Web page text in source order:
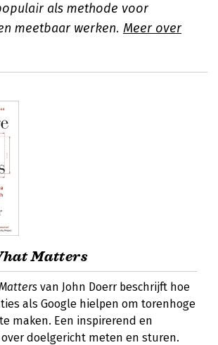
als methode voor
meetbaar werken. Meer over
Matters
van John Doerr beschrijft hoe
als Google hielpen om torenhoge
maken. Een inspirerend en
doelgericht meten en sturen.